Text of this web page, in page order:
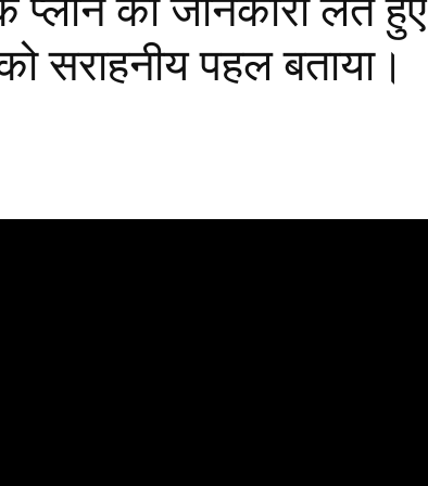
प्लान की जानकारी लेते हुए
सराहनीय पहल बताया।